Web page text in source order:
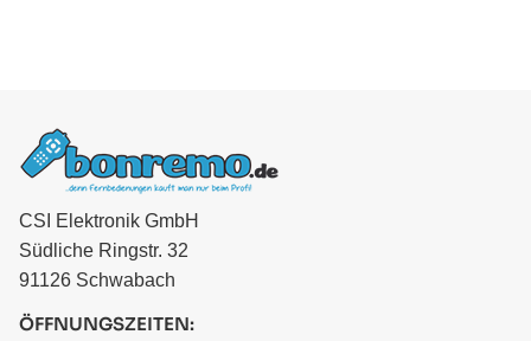
CSI Elektronik GmbH
Südliche Ringstr. 32
91126 Schwabach
ÖFFNUNGSZEITEN: